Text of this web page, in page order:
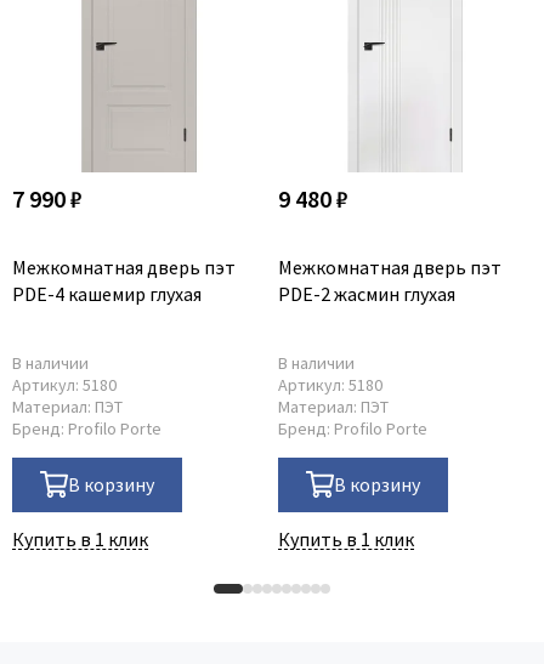
7 990 ₽
Межкомнатная дверь пэт
PDE-4 кашемир глухая
В наличии
Артикул: 5180
Материал: ПЭТ
Бренд: Profilo Porte
В корзину
Купить в 1 клик
9 480 ₽
Межкомнатная дверь пэт
PDE-2 жасмин глухая
В наличии
Артикул: 5180
Материал: ПЭТ
Бренд: Profilo Porte
В корзину
Купить в 1 клик